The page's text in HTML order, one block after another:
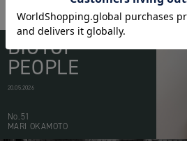
BIOTOP
PEOPLE
20.05.2026
No.51
MARI OKAMOTO